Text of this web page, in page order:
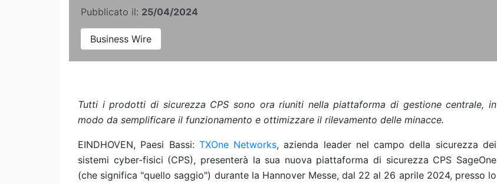
Pubblicato il: 25/04/2024
Business Wire
Tutti i prodotti di sicurezza CPS sono ora riuniti nella piattaforma di gestione centrale, in
modo da semplificare il funzionamento e ottimizzare il rilevamento delle minacce.
EINDHOVEN, Paesi Bassi: TXOne Networks, azienda leader nel campo della sicurezza dei
sistemi cyber-fisici (CPS), presenterà la sua nuova piattaforma di sicurezza CPS SageOne
(che significa "quello saggio") durante la Hannover Messe, dal 22 al 26 aprile 2024, presso lo